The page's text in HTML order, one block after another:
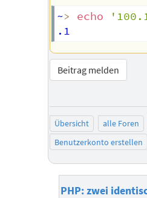
~> echo
Beitrag melden
Übersicht alle Foren
Benutzerkonto erstellen
PHP: zwei